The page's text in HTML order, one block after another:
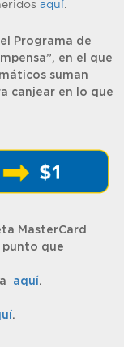
aquí
Programa de
en el que
suman
canjear en lo que
MasterCard
punto que
aquí.
.